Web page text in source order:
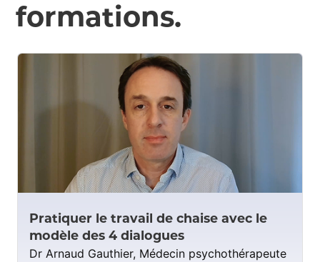
formations.
Pratiquer le travail de chaise avec le
modèle des 4 dialogues
Dr Arnaud Gauthier, Médecin psychothérapeute